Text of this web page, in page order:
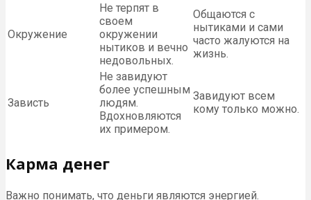
Окружение
Не терпят в
своем
окружении
нытиков и вечно
недовольных.
Общаются с
нытиками и сами
часто жалуются на
жизнь.
Зависть
Не завидуют
более успешным
людям.
Вдохновляются
их примером.
Завидуют всем
кому только можно.
Карма денег
Важно понимать, что деньги являются энергией.